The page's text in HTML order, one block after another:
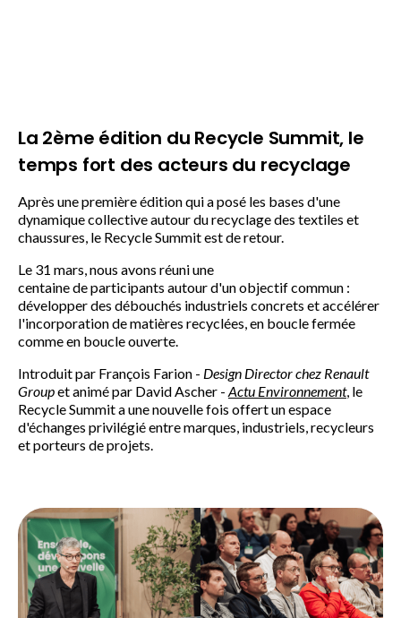
La 2ème édition du Recycle Summit, le
temps fort des acteurs du recyclage
Après une première édition qui a posé les bases d'une
dynamique collective autour du recyclage des textiles et
chaussures, le Recycle Summit est de retour.
Le 31 mars, nous avons réuni une
centaine de participants autour d'un objectif commun :
développer des débouchés industriels concrets et accélérer
l'incorporation de matières recyclées, en boucle fermée
comme en boucle ouverte.
Introduit par François Farion - Design Director chez Renault
Groupet animé par David Ascher - Actu Environnement, le
Recycle Summit a une nouvelle fois offert un espace
d'échanges privilégié entre marques, industriels, recycleurs
et porteurs de projets.